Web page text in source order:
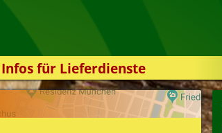
Infos für Lieferdienste
Kassensystem
Zuverlässigkeit